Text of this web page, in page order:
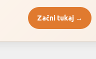
Začni tukaj →